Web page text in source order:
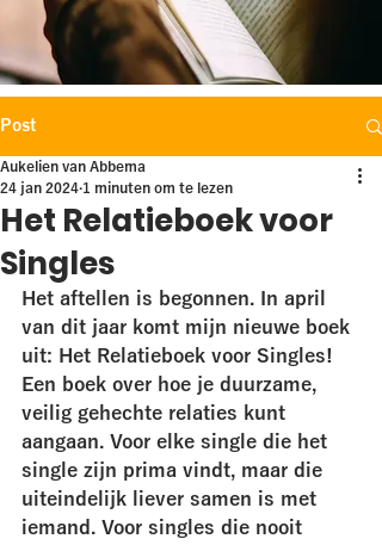
Post
Het Relatieboek voor
Singles
Aukelien van Abbema
24 jan 2024 1 minuten om te lezen
Het aftellen is begonnen. In april
van dit jaar komt mijn nieuwe boek
uit: Het Relatieboek voor Singles!
Een boek over hoe je duurzame,
veilig gehechte relaties kunt
aangaan. Voor elke single die het
single zijn prima vindt, maar die
uiteindelijk liever samen is met
iemand. Voor singles die nooit